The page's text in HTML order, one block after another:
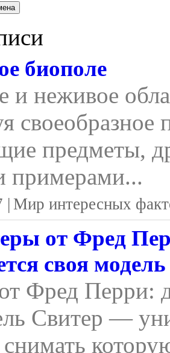
биополе
и неживое
своеобразное
предметы,
примерами...
| Мир интересных
от Фред
своя модель
Фред Перри:
Свитер —
снимать